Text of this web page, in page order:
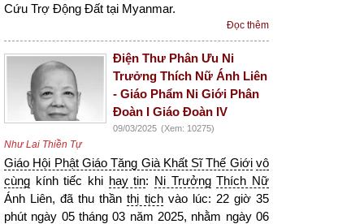
Cứu Trợ Động Đất tại Myanmar.
Đọc thêm
Điện Thư Phân Ưu Ni
Trưởng Thích Nữ Ánh Liên
- Giáo Phẩm Ni Giới Phân
Đoàn I Giáo Đoàn IV
09/03/2025 (Xem: 10275)
Như Lai Thiền Tự
Giáo Hội Phật Giáo Tăng Già Khất Sĩ Thế Giới vô
cùng kính tiếc khi hay tin: Ni Trưởng Thích Nữ
Ánh Liên, đã thu thầnthị tịchvào lúc: 22 giờ 35
phút ngày 05 tháng 03 năm 2025, nhằm ngày 06